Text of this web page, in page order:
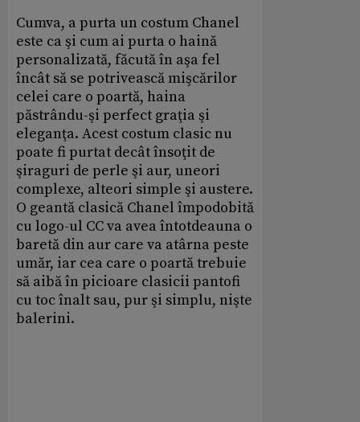
Cumva, a purta un costum Chanel
este ca şi cum ai purta o haină
personalizată, făcută în aşa fel
încât să se potrivească mişcărilor
celei care o poartă, haina
păstrându-şi perfect graţia şi
eleganţa. Acest costum clasic nu
poate fi purtat decât însoţit de
şiraguri de perle şi aur, uneori
complexe, alteori simple şi austere.
O geantă clasică Chanel împodobită
cu logo-ul CC va avea întotdeauna o
baretă din aur care va atârna peste
umăr, iar cea care o poartă trebuie
să aibă în picioare clasicii pantofi
cu toc înalt sau, pur şi simplu, nişte
balerini.